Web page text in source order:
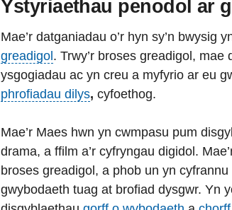
Ystyriaethau penodol ar
Mae’r datganiadau o’r hyn sy’n bwysig
greadigol. Trwy’r broses greadigol,
ysgogiadau ac yn creu a myfyrio ar eu
phrofiadau dilys,cyfoethog.
Mae’r Maes hwn yn cwmpasu pum
drama, a ffilm a’r cyfryngau digidol.
broses greadigol, a phob un yn
gwybodaeth tuag at brofiad dysgwr. Yn